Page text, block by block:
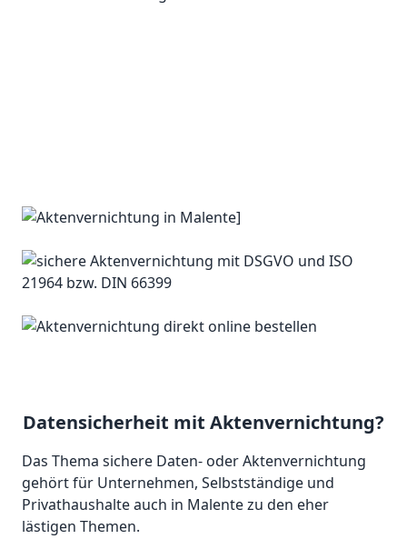
Datensicherheit mit Aktenvernichtung?
Das Thema sichere Daten- oder Aktenvernichtung
gehört für Unternehmen, Selbstständige und
Privathaushalte auch in Malente zu den eher
lästigen Themen.